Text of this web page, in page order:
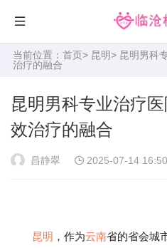
当前位置： 首页> 昆明> 昆明男科
治疗的融合
昆明男科专业治疗
效治疗的融合
昌静翠 2025-07-14
昆明 ，作为云南省的省会城